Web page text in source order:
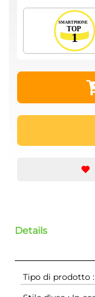
Details
Tipo di prodotto